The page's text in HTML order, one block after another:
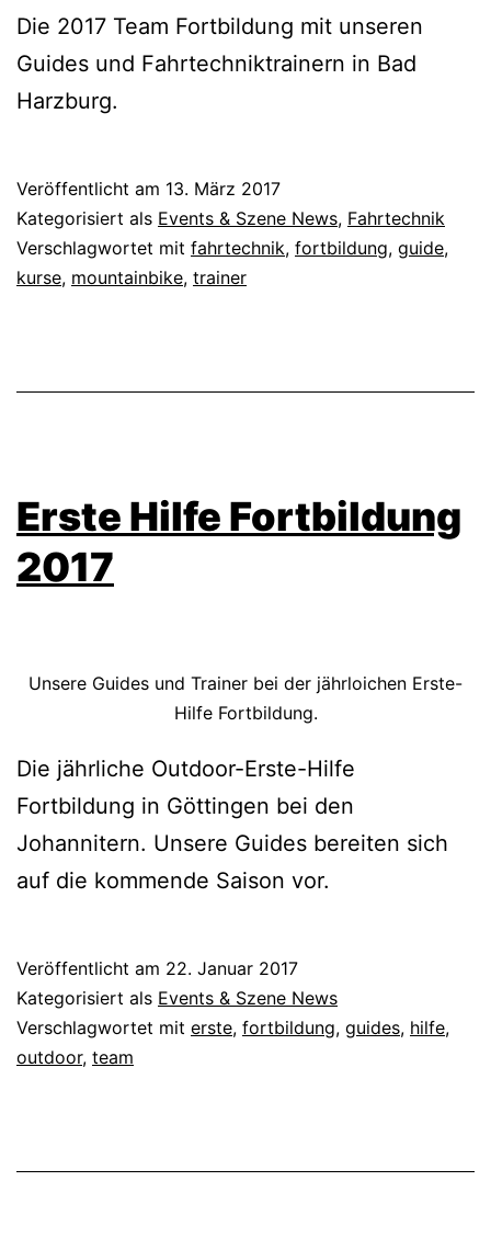
Die 2017 Team Fortbildung mit unseren
Guides und Fahrtechniktrainern in Bad
Harzburg.
Veröffentlicht am 13. März 2017
Kategorisiert als Events & Szene News, Fahrtechnik
Verschlagwortet mit fahrtechnik, fortbildung, guide,
kurse, mountainbike, trainer
Erste Hilfe Fortbildung
2017
Unsere Guides und Trainer bei der jährloichen Erste-
Hilfe Fortbildung.
Die jährliche Outdoor-Erste-Hilfe
Fortbildung in Göttingen bei den
Johannitern. Unsere Guides bereiten sich
auf die kommende Saison vor.
Veröffentlicht am 22. Januar 2017
Kategorisiert als Events & Szene News
Verschlagwortet mit erste, fortbildung, guides, hilfe,
outdoor, team